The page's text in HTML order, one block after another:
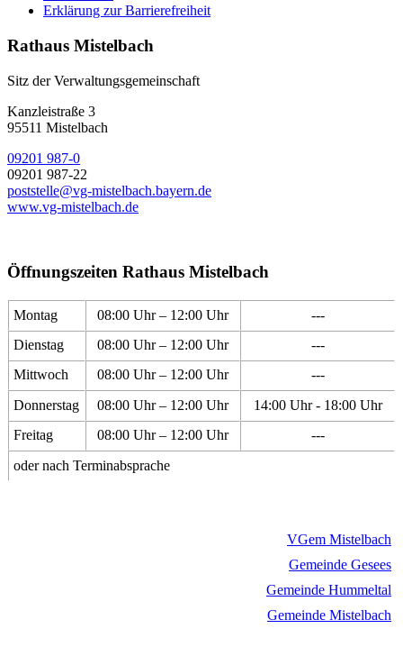
Erklärung zur Barrierefreiheit
Rathaus Mistelbach
Sitz der Verwaltungsgemeinschaft
Kanzleistraße 3
95511 Mistelbach
09201 987-0
09201 987-22
poststelle@vg-mistelbach.bayern.de
www.vg-mistelbach.de
Öffnungszeiten Rathaus Mistelbach
Montag 08:00 Uhr – 12:00 Uhr
---
Dienstag
08:00 Uhr – 12:00 Uhr
---
Mittwoch
08:00 Uhr – 12:00 Uhr
---
Donnerstag
08:00 Uhr – 12:00 Uhr
14:00 Uhr - 18:00 Uhr
Freitag
08:00 Uhr – 12:00 Uhr
---
oder nach Terminabsprache
VGem Mistelbach
Gemeinde Gesees
Gemeinde Hummeltal
Gemeinde Mistelbach